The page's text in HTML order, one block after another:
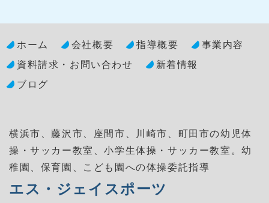
ホーム 会社概要 指導概要
事業内容
資料請求・お問い合わせ
新着情報
ブログ
横浜市、藤沢市、座間市、川崎市、町田市の幼児体
操・サッカー教室、小学生体操・サッカー教室。幼
稚園、保育園、こども園への体操委託指導
エス・ジェイスポーツ